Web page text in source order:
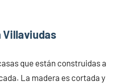
Villaviudas
que están construidas a
La madera es cortada y